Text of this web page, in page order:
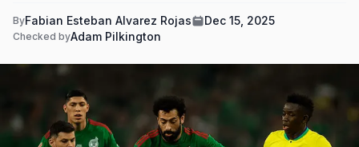
ByFabian Esteban Alvarez Rojas Dec 15, 2025
Checked byAdam Pilkington